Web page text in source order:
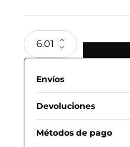
Envíos
Devoluciones
Métodos de pago